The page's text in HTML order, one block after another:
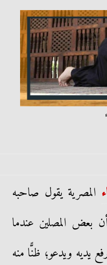
المصرية يقول صاحبه
بعض المصلين عندما
يديه ويدعو؛ ظنًّا منه